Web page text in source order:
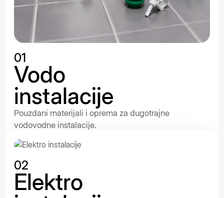
01
Vodo
instalacije
Pouzdani materijali i oprema za dugotrajne
vodovodne instalacije.
OPŠIRNIJE
02
Elektro